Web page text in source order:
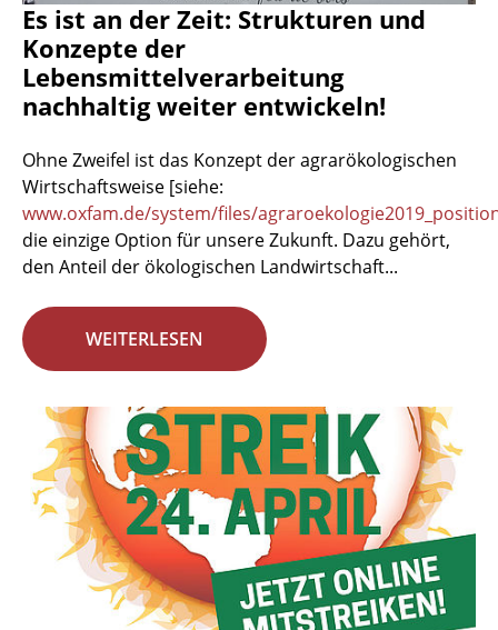
Es ist an der Zeit: Strukturen und
Konzepte der
Lebensmittelverarbeitung
nachhaltig weiter entwickeln!
Ohne Zweifel ist das Konzept der agrarökologischen
Wirtschaftsweise [siehe:
www.oxfam.de/system/files/
die einzige Option für unsere Zukunft. Dazu gehört,
den Anteil der ökologischen Landwirtschaft...
WEITERLESEN